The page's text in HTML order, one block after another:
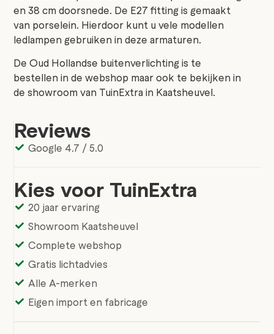
en 38 cm doorsnede. De E27 fitting is gemaakt
van porselein. Hierdoor kunt u vele modellen
ledlampen gebruiken in deze armaturen.
De Oud Hollandse buitenverlichting is te
bestellen in de webshop maar ook te bekijken in
de showroom van TuinExtra in Kaatsheuvel.
Reviews
Google 4.7 / 5.0
Kies voor TuinExtra
20 jaar ervaring
Showroom Kaatsheuvel
Complete webshop
Gratis lichtadvies
Alle A-merken
Eigen import en fabricage